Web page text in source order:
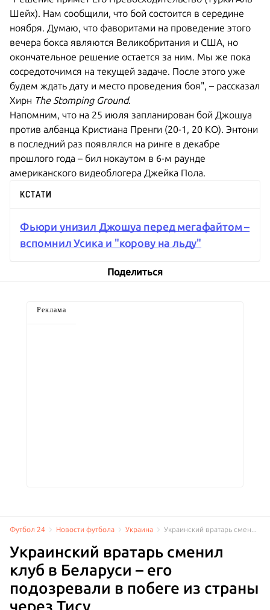
Шейх). Нам сообщили, что бой состоится в середине
ноября. Думаю, что фаворитами на проведение этого
вечера бокса являются Великобритания и США, но
окончательное решение остается за ним. Мы же пока
сосредоточимся на текущей задаче. После этого уже
будем ждать дату и место проведения боя", – рассказал
Хирн The Stomping Ground.
Напомним, что на 25 июля запланирован бой Джошуа
против албанца Кристиана Пренги (20-1, 20 КО). Энтони
в последний раз появлялся на ринге в декабре
прошлого года – бил нокаутом в 6-м раунде
американского видеоблогера Джейка Пола.
КСТАТИ
Фьюри унизил Джошуа перед мегафайтом –
вспомнил Усика и "корову на льду"
Поделиться
Реклама